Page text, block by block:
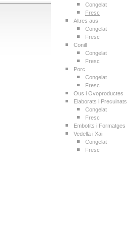
Congelat
Fresc
Altres aus
Congelat
Fresc
Conill
Congelat
Fresc
Porc
Congelat
Fresc
Ous i Ovoproductes
Elaborats i Precuinats
Congelat
Fresc
Embotits i Formatges
Vedella i Xai
Congelat
Fresc